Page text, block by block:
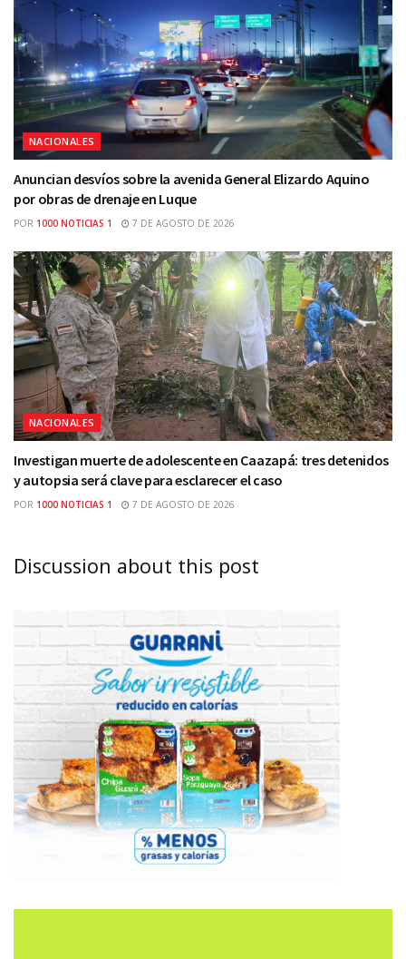
NACIONALES
Anuncian desvíos sobre la avenida General Elizardo Aquino
por obras de drenaje en Luque
POR 1000 NOTICIAS 1 7 DE AGOSTO DE 2026
NACIONALES
Investigan muerte de adolescente en Caazapá: tres detenidos
y autopsia será clave para esclarecer el caso
POR 1000 NOTICIAS 1 7 DE AGOSTO DE 2026
Discussion about this post